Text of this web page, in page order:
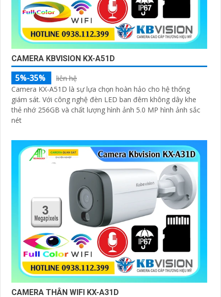
CAMERA KBVISION KX-A51D
5%-35%
liên hệ
Camera KX-A51D là sự lựa chọn hoàn hảo cho hệ thống
giám sát. Với công nghệ đèn LED ban đêm không dây khe
thẻ nhớ 256GB và chất lượng hình ảnh 5.0 MP hình ảnh sắc
nét
CAMERA THÂN WIFI KX-A31D